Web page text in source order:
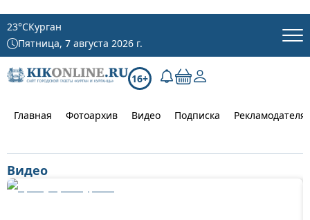
23°CКурган
Пятница, 7 августа 2026 г.
16+
Главная Фотоархив Видео Подписка
Видео